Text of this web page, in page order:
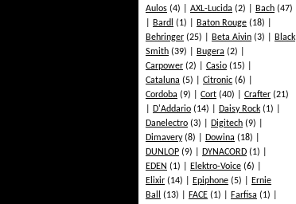
Aulos (4) AXL-Lucida (2) Bach (47)
Bardl (1) Baton Rouge (18)
Behringer (25) Beta Aivin (3)
Black
Smith (39) Bugera (2)
Carpower (2) Casio (15)
Cataluna (5) Citronic (6)
Cordoba (9) Cort (40) Crafter (21)
D'Addario (14) Daisy Rock (1)
Danelectro (3) Digitech (9)
Dimavery(8) Dowina (18)
DUNLOP (9) DYNACORD (1)
EDEN (1) Elektro-Voice (6)
Elixir (14) Epiphone (5)
Ernie
Ball
(13) FACE (1) Farfisa (1)